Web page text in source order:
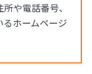
や電話番号、
ホームページ